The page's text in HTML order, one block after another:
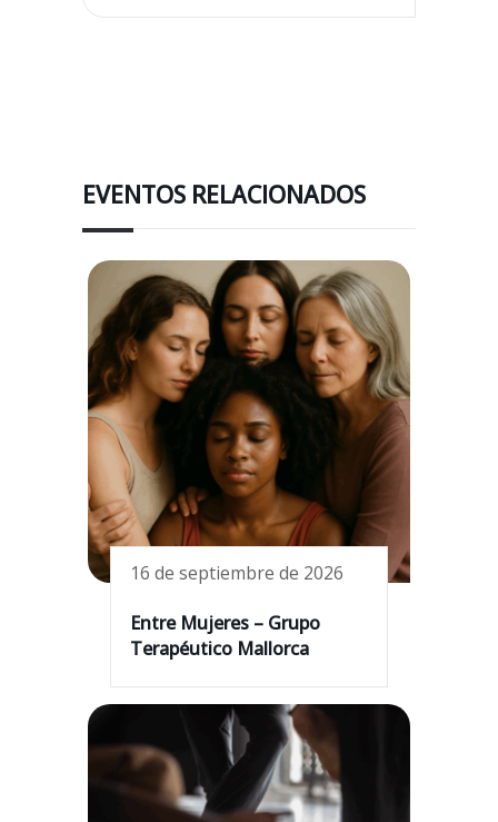
EVENTOS RELACIONADOS
16 de septiembre de 2026
Entre Mujeres – Grupo
Terapéutico Mallorca